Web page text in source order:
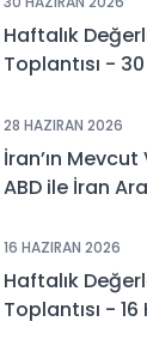
Haftalık
Toplantısı -
28 HAZIRAN 2026
İran’ın Mevcut
ABD ile İran
Başlaması
16 HAZIRAN 2026
Haftalık
Toplantısı -